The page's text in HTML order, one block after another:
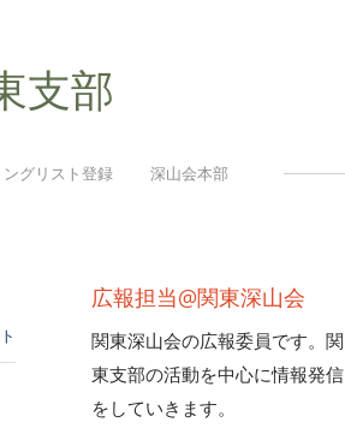
支部
ングリスト登録 深山会本部
広報担当@関東深山会
関東深山会の広報委員です。関
東支部の活動を中心に情報発信
をしていきます。